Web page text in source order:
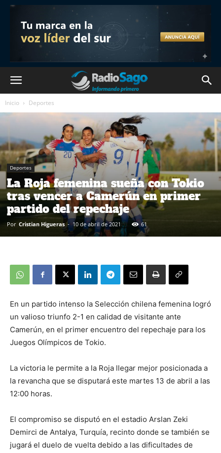
Inicio Deportes
Deportes
La Roja femenina sueña con Tokio
tras vencer a Camerún en primer
partido del repechaje
Por Cristian Higueras - 10 de abril de 2021 61
En un partido intenso la Selección chilena femenina logró
un valioso triunfo 2-1 en calidad de visitante ante
Camerún, en el primer encuentro del repechaje para los
Juegos Olímpicos de Tokio.
La victoria le permite a la Roja llegar mejor posicionada a
la revancha que se disputará este martes 13 de abril a las
12:00 horas.
El compromiso se disputó en el estadio Arslan Zeki
Demirci de Antalya, Turquía, recinto donde se también se
jugará el duelo de vuelta debido a las dificultades de